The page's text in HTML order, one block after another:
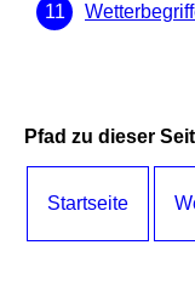
Pfad zu dieser
Startseite